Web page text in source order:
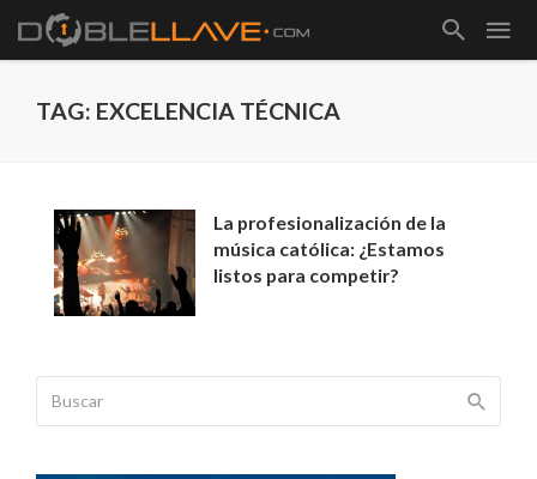
TAG: EXCELENCIA TÉCNICA
La profesionalización de la
música católica: ¿Estamos
listos para competir?